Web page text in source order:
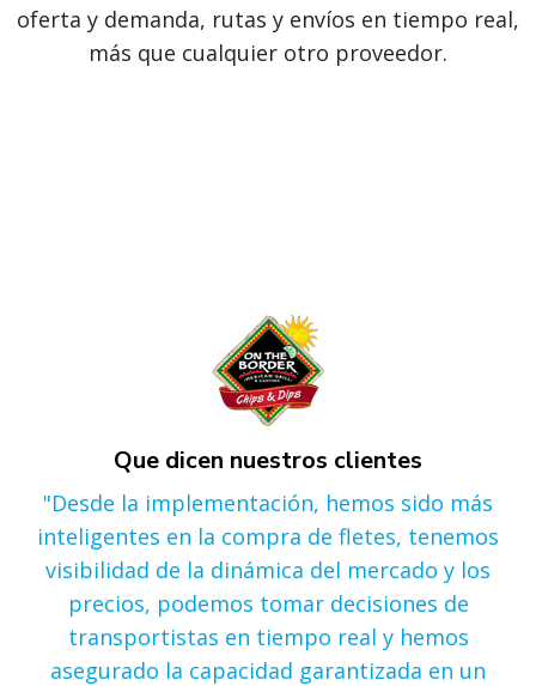
oferta y demanda, rutas y envíos en tiempo real,
más que cualquier otro proveedor.
Que dicen nuestros clientes
"Desde la implementación, hemos sido más
inteligentes en la compra de fletes, tenemos
visibilidad de la dinámica del mercado y los
precios, podemos tomar decisiones de
transportistas en tiempo real y hemos
asegurado la capacidad garantizada en un